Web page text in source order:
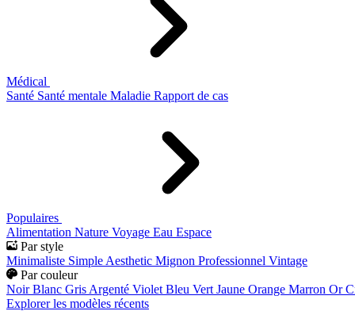
Médical
Santé Santé mentale Maladie Rapport de cas
Populaires
Alimentation Nature Voyage Eau Espace
Par style
Minimaliste Simple Aesthetic Mignon Professionnel Vintage
Par couleur
Noir Blanc Gris Argenté Violet Bleu Vert Jaune Orange Marron Or
Explorer les modèles récents